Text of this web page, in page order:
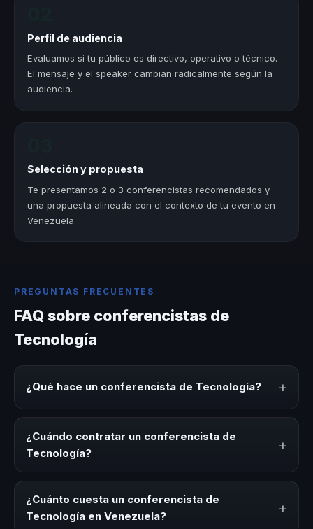
Perfil de audiencia
Evaluamos si tu público es directivo, operativo o técnico.
El mensaje y el speaker cambian radicalmente según la
audiencia.
Selección y propuesta
Te presentamos 2 o 3 conferencistas recomendados y
una propuesta alineada con el contexto de tu evento en
Venezuela.
PREGUNTAS FRECUENTES
FAQ sobre conferencistas de
Tecnología
¿Qué hace un conferencista de Tecnología? +
comparte conocimiento, estrategias y experiencias sobre
este tema en eventos corporativos, convenciones y
seminarios. Su objetivo es generar reflexión, inspiración y
herramientas aplicables para la audiencia.
¿Cuándo contratar un conferencista de
Tecnología?
+
kick-offs, convenciones anuales, programas de
desarrollo, eventos de integración o cuando tu
organización necesita impulsar un cambio cultural
¿Cuánto cuesta un conferencista de
Tecnología en Venezuela?
+